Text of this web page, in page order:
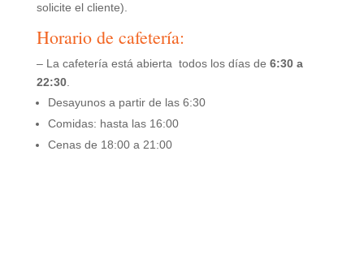
solicite el cliente).
Horario de cafetería:
– La cafetería está abierta todos los días de 6:30 a
22:30.
Desayunos a partir de las 6:30
Comidas: hasta las 16:00
Cenas de 18:00 a 21:00